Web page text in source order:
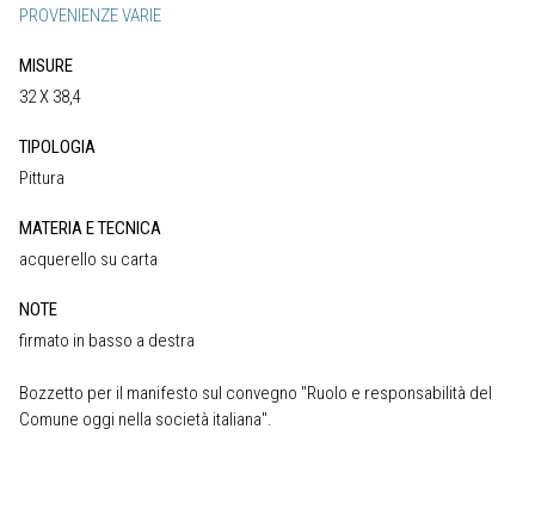
PROVENIENZE VARIE
MISURE
32 X 38,4
TIPOLOGIA
Pittura
MATERIA E TECNICA
acquerello su carta
NOTE
firmato in basso a destra
Bozzetto per il manifesto sul convegno "Ruolo e responsabilità del
Comune oggi nella società italiana".